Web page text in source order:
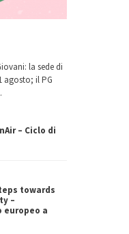
la sede di
agosto; il PG
– Ciclo di
towards
–
a